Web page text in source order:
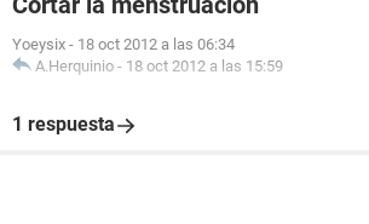
Yoeysix - 18 oct 2012 a las 06:34
A.Herquinio - 18 oct 2012 a las 15:59
1 respuesta